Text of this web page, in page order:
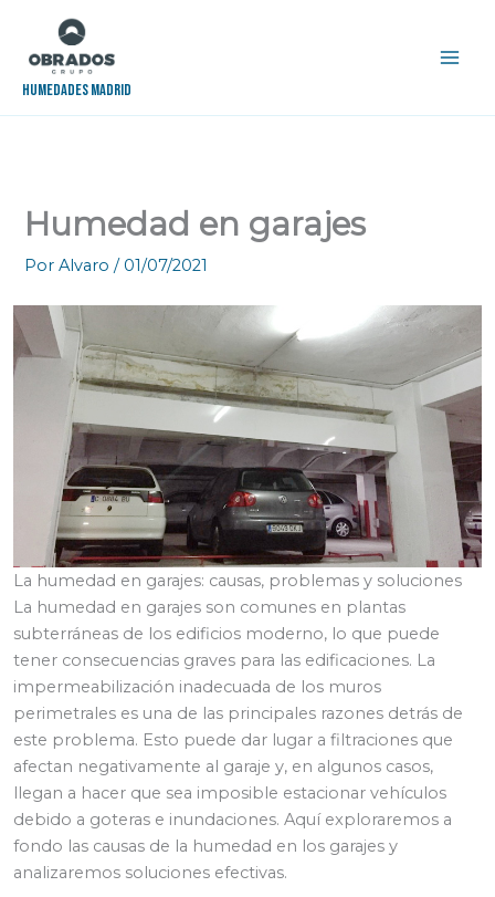
contenido
Humedades Madrid
Humedad en garajes
PorAlvaro/ 01/07/2021
La humedad en garajes: causas, problemas y soluciones
La humedad en garajes son comunes en plantas
subterráneas de los edificios moderno, lo que puede
tener consecuencias graves para las edificaciones. La
impermeabilización inadecuada de los muros
perimetrales es una de las principales razones detrás de
este problema. Esto puede dar lugar a filtraciones que
afectan negativamente al garaje y, en algunos casos,
llegan a hacer que sea imposible estacionar vehículos
debido a goteras e inundaciones. Aquí exploraremos a
fondo las causas de la humedad en los garajes y
analizaremos soluciones efectivas.